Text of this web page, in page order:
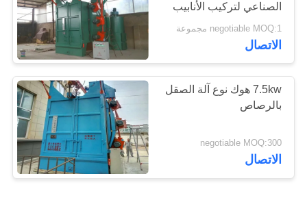
الصناعي لتركيب الأنابيب
والأنابيب
negotiable MOQ:1 مجموعة
الاتصال
7.5kw هوك نوع آلة الصقل
بالرصاص
negotiable MOQ:300
الاتصال